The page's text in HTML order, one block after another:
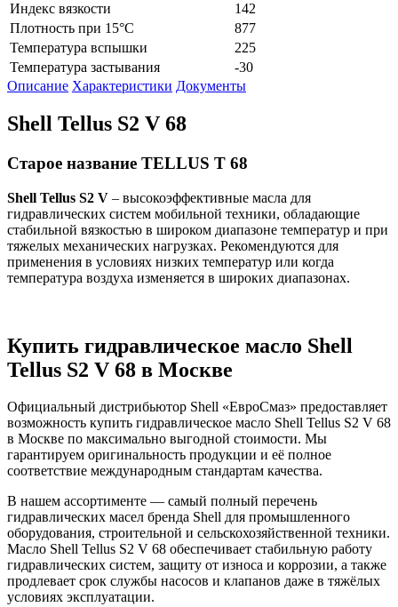
Индекс вязкости
142
Плотность при 15°C
877
Температура вспышки
225
Температура застывания
-30
Описание Характеристики Документы
Shell Tellus S2 V 68
Старое название TELLUS T 68
Shell Tellus S2 V – высокоэффективные масла для
гидравлических систем мобильной техники, обладающие
стабильной вязкостью в широком диапазоне температур и при
тяжелых механических нагрузках. Рекомендуются для
применения в условиях низких температур или когда
температура воздуха изменяется в широких диапазонах.
Купить гидравлическое масло Shell
Tellus S2 V 68 в Москве
Официальный дистрибьютор Shell «ЕвроСмаз» предоставляет
возможность купить гидравлическое масло Shell Tellus S2 V 68
в Москве по максимально выгодной стоимости. Мы
гарантируем оригинальность продукции и её полное
соответствие международным стандартам качества.
В нашем ассортименте — самый полный перечень
гидравлических масел бренда Shell для промышленного
оборудования, строительной и сельскохозяйственной техники.
Масло Shell Tellus S2 V 68 обеспечивает стабильную работу
гидравлических систем, защиту от износа и коррозии, а также
продлевает срок службы насосов и клапанов даже в тяжёлых
условиях эксплуатации.